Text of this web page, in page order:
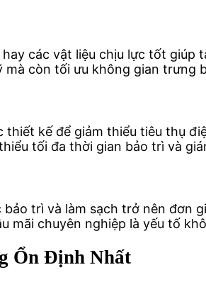
các vật liệu chịu lực tốt giúp
còn tối ưu không gian trưng
thiết kế để giảm thiểu tiêu thụ
tối đa thời gian bảo trì và
trì và làm sạch trở nên đơn
mãi chuyên nghiệp là yếu tố
Ổn Định Nhất